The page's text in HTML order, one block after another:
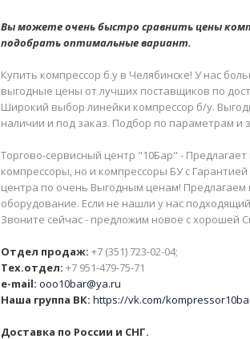
Вы можете очень быстро сравнить цены
подобрать оптимальные вариант.
Купить компрессор б.у в Челябинске! У нас
выгодные цены от лучших поставщиков по
Широкий выбор линейки компрессор б/у.
наличии и под заказ. Подбор по параметрам и
Торгово-сервисный центр "10Бар" -
компрессоры, но и компрессоры БУ с Гарантией
центра по очень Выгодным ценам! Предлагаем
оборудование. Если не нашли у нас
Звоните сейчас - предложим новое с хорошей
Отдел продаж: +7 (351) 723-02-04;
Тех.отдел: +7 951-479-75-71
e-mail: ooo10bar@ya.ru
Наша группа ВК: https://vk.com/
Доставка по России и СНГ.